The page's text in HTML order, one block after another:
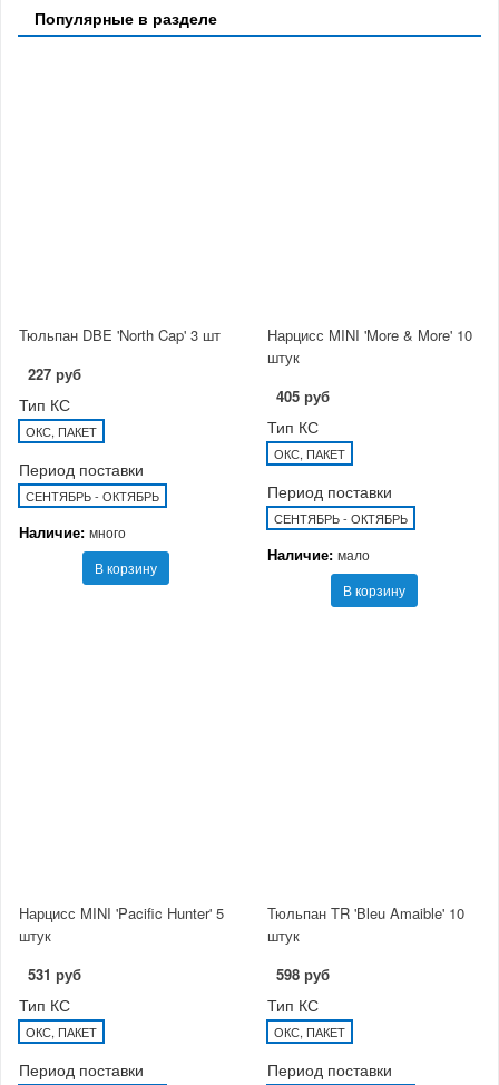
Популярные в разделе
Тюльпан DBE 'North Cap' 3 шт
227 руб
Тип КС
ОКС, ПАКЕТ
Период поставки
СЕНТЯБРЬ - ОКТЯБРЬ
Наличие: много
В корзину
Нарцисс MINI 'More & More' 10
штук
405 руб
Тип КС
ОКС, ПАКЕТ
Период поставки
СЕНТЯБРЬ - ОКТЯБРЬ
Наличие: мало
В корзину
Нарцисс MINI 'Pacific Hunter' 5
штук
531 руб
Тип КС
ОКС, ПАКЕТ
Период поставки
Тюльпан TR 'Bleu Amaible' 10
штук
598 руб
Тип КС
ОКС, ПАКЕТ
Период поставки